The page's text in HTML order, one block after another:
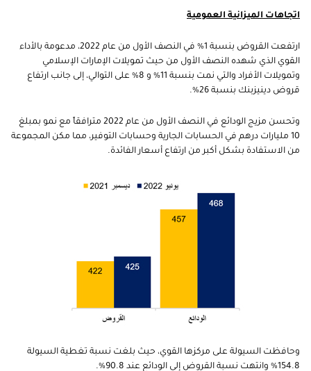
اتجاهات الميزانية العمومية
ارتفعت القروض بنسبة 1% في النصف الأول من عام 2022، مدعومة بالأداء
القوي الذي شهده النصف الأول من حيث تمويلات الإمارات الإسلامي
وتمويلات الأفراد والتي نمت بنسبة 11% و 8% على التوالي، إلى جانب ارتفاع
قروض دينيزبنك بنسبة 26%.
وتحسن مزيج الودائع في النصف الأول من عام 2022 مترافقاً مع نمو بمبلغ
10 مليارات درهم في الحسابات الجارية وحسابات التوفير، مما مكن المجموعة
من الاستفادة بشكل أكبر من ارتفاع أسعار الفائدة.
وحافظت السيولة على مركزها القوي، حيث بلغت نسبة تغطية السيولة
154.8% وانتهت نسبة القروض إلى الودائع عند 90.8%.